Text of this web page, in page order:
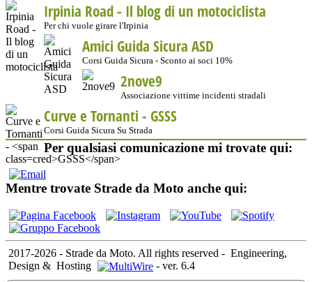
Irpinia Road - Il blog di un motociclista
Per chi vuole girare l'Irpinia
Amici Guida Sicura ASD
Corsi Guida Sicura - Sconto ai soci 10%
2nove9
Associazione vittime incidenti stradali
Curve e Tornanti - GSSS
Corsi Guida Sicura Su Strada
Per qualsiasi comunicazione mi trovate qui:
Mentre trovate Strade da Moto anche qui:
2017-2026 - Strade da Moto. All rights reserved - Engineering,
Design & Hosting - ver. 6.4